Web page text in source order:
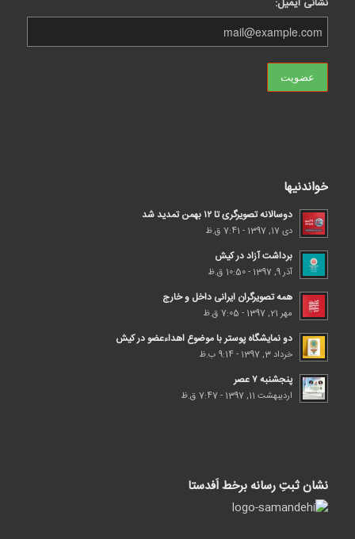
خواندنیها
دوسالانه تصویرگری تا ۱۲ بهمن تمدید شد
دی 17, 1397 - 7:41 ق.ظ
برداشت آزاد در کیش
آذر 9, 1397 - 10:50 ق.ظ
همه تصویرگران ایرانی داخل و خارج
مهر 21, 1397 - 7:05 ق.ظ
دو نمایشگاه پوستر با موضوع اهداء‌عضو در کیش
خرداد 3, 1397 - 9:14 ب.ظ
پنجشنبه ۷ عصر
اردیبهشت 11, 1397 - 7:47 ق.ظ
نشان ثبتِ رسانه برخط اَفدستا